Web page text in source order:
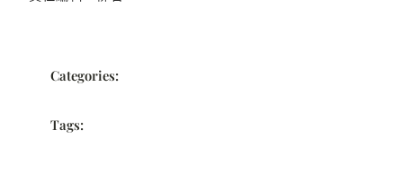
Categories:
Tags: